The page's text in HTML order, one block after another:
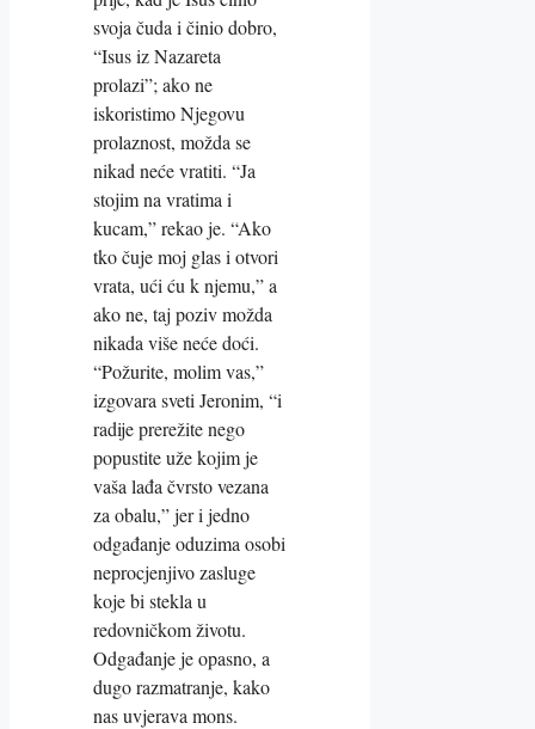
svoja čuda i činio dobro,
“Isus iz Nazareta
prolazi”; ako ne
iskoristimo Njegovu
prolaznost, možda se
nikad neće vratiti. “Ja
stojim na vratima i
kucam,” rekao je. “Ako
tko čuje moj glas i otvori
vrata, ući ću k njemu,” a
ako ne, taj poziv možda
nikada više neće doći.
“Požurite, molim vas,”
izgovara sveti Jeronim, “i
radije prerežite nego
popustite uže kojim je
vaša lađa čvrsto vezana
za obalu,” jer i jedno
odgađanje oduzima osobi
neprocjenjivo zasluge
koje bi stekla u
redovničkom životu.
Odgađanje je opasno, a
dugo razmatranje, kako
nas uvjerava mons.